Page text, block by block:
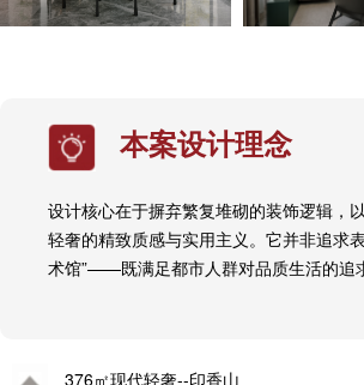
本案设计理念
设计核心在于摒弃繁复堆砌的装饰逻辑，
轻奢的精致质感与实用主义。它并非追求
术馆”——既满足都市人群对品质生活的追
376㎡现代轻奢--印香山